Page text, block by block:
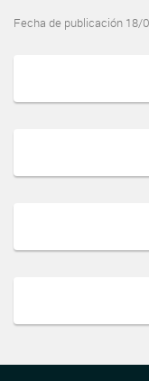
Fecha de publicación 18/